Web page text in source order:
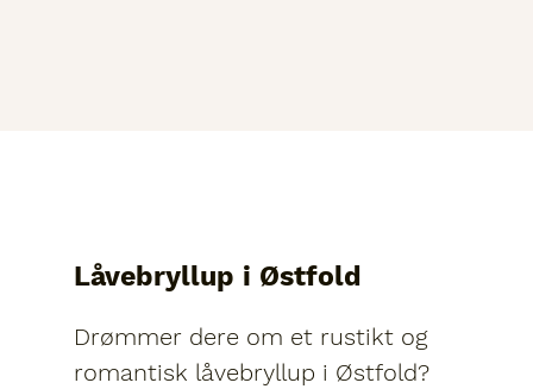
Låvebryllup i Østfold
Drømmer dere om et rustikt og
romantisk låvebryllup i Østfold?